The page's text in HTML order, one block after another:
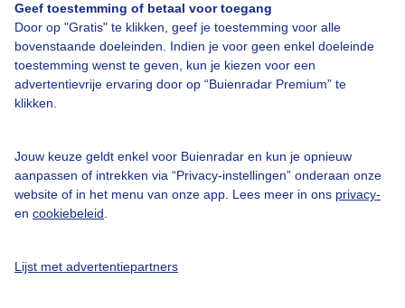
Geef toestemming of betaal voor toegang
Door op "Gratis" te klikken, geef je toestemming voor alle
bovenstaande doeleinden. Indien je voor geen enkel doeleinde
toestemming wenst te geven, kun je kiezen voor een
advertentievrije ervaring door op “Buienradar Premium” te
klikken.
Jouw keuze geldt enkel voor Buienradar en kun je opnieuw
aanpassen of intrekken via “Privacy-instellingen” onderaan onze
website of in het menu van onze app. Lees meer in ons privacy-
en cookiebeleid
Lijst met advertentiepartners
Veelgestelde vragen
Contact
Toegankelijkheid
Gebruikersvoorwaarden
Buienradar Team
Privacy instellingen